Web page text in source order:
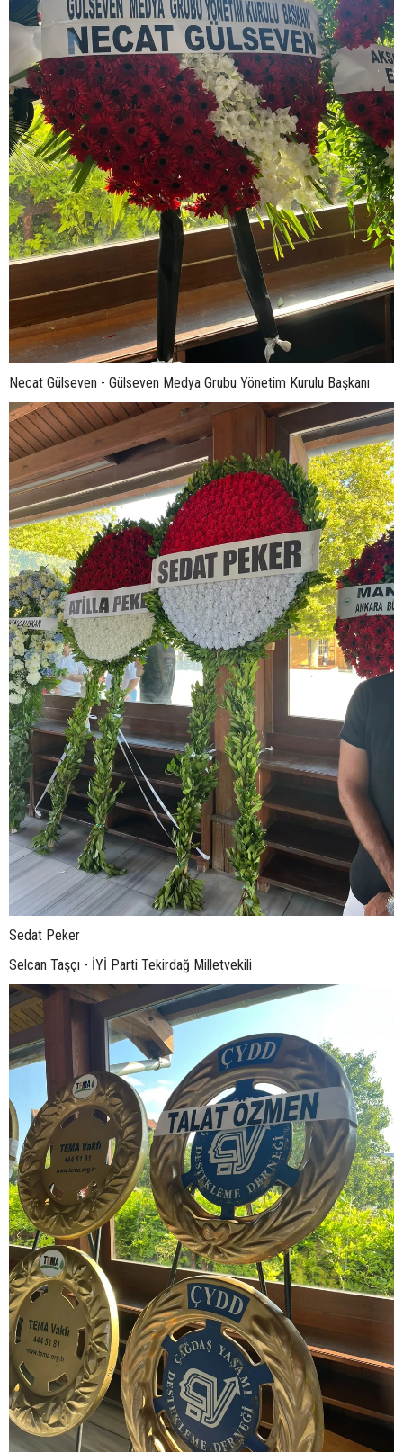
Necat Gülseven - Gülseven Medya Grubu Yönetim Kurulu Başkanı
Sedat Peker
Selcan Taşçı - İYİ Parti Tekirdağ Milletvekili